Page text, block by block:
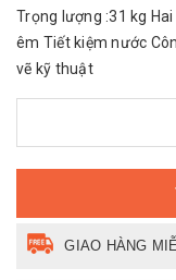
Trọng lượng :31 kg
êm Tiết kiệm nước
vẽ kỹ thuật
GIAO HÀNG